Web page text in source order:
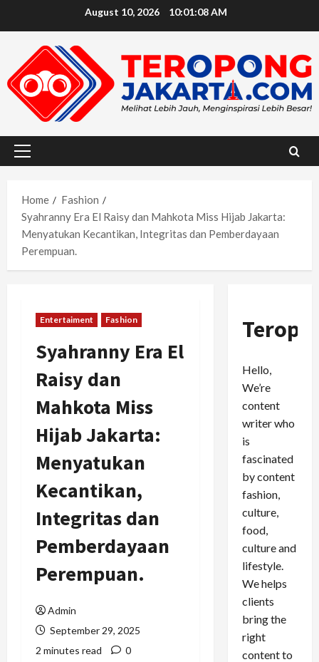
August 10, 2026 10:01:10 AM
Primary
Home
Fashion
Syahranny Era El Raisy dan Mahkota Miss Hijab Jakarta:
Menyatukan Kecantikan, Integritas dan Pemberdayaan
Perempuan.
Entertaiment Fashion
Syahranny Era El
Raisy dan
Mahkota Miss
Hijab Jakarta:
Menyatukan
Kecantikan,
Integritas dan
Pemberdayaan
Perempuan.
Admin
September 29, 2025
2 minutes read
0
Hello,
We’re
content
writer who
is
fascinated
by content
fashion,
culture,
food,
culture and
lifestyle.
We helps
clients
bring the
right
content to